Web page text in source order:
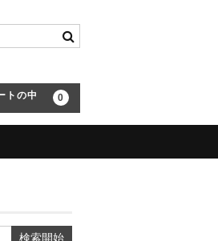
トの中 0